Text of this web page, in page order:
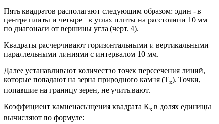
Пять квадратов располагают следующим образом: один - в
центре плиты и четыре - в углах плиты на расстоянии 10 мм
по диагонали от вершины угла (черт. 4).
Квадраты расчерчивают горизонтальными и вертикальными
параллельными линиями с интервалом 10 мм.
Далее устанавливают количество точек пересечения линий,
которые попадают на зерна природного камня (Тк). Точки,
попавшие на границу зерен, не учитывают.
Коэффициент камненасыщения квадрата Кк в долях единицы
вычисляют по формуле: